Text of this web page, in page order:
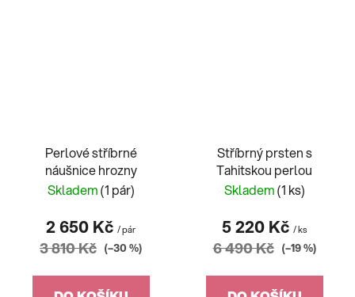
Perlové stříbrné
náušnice hrozny
Skladem(1 pár)
2 650 Kč / pár
3 810 Kč (–30 %)
Stříbrný prsten s
Tahitskou perlou
Skladem(1 ks)
5 220 Kč / ks
6 490 Kč (–19 %)